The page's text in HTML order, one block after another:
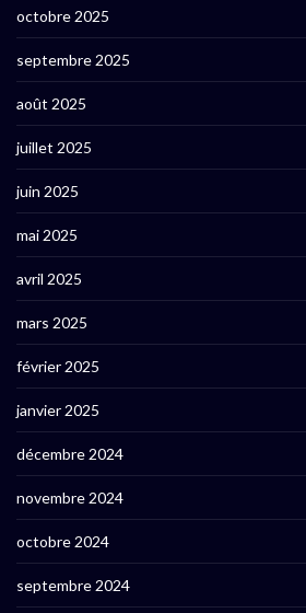
octobre 2025
septembre 2025
août 2025
juillet 2025
juin 2025
mai 2025
avril 2025
mars 2025
février 2025
janvier 2025
décembre 2024
novembre 2024
octobre 2024
septembre 2024